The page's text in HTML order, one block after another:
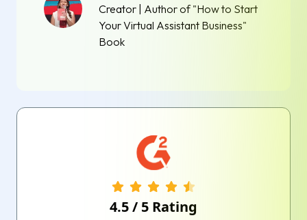
Creator | Author of "How to Start
Your Virtual Assistant Business"
Book
4.5/ 5 Rating